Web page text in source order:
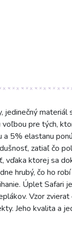
materiál
pre tých,
5% elastanu
zatiaľ čo
vďaka ktorej sa
hrubý, čo ho
Úplet Safari
Vzor
Jeho kvalita a